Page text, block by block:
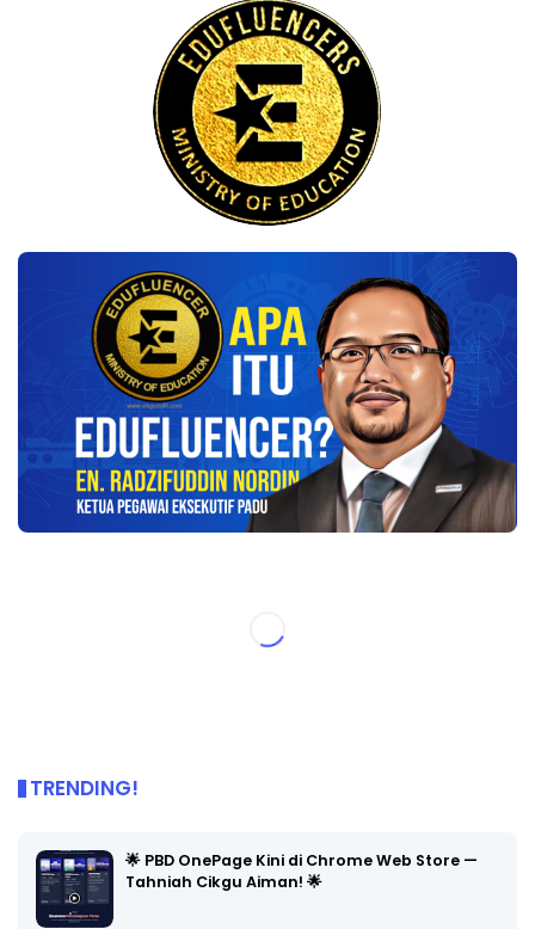
TRENDING!
🌟 PBD OnePage Kini di Chrome Web Store —
Tahniah Cikgu Aiman! 🌟